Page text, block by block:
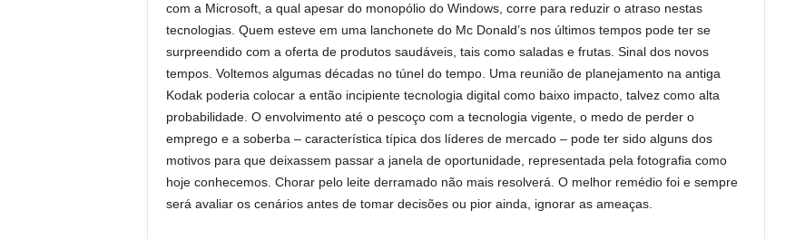
com a Microsoft, a qual apesar do monopólio do Windows, corre para reduzir o atraso nestas
tecnologias. Quem esteve em uma lanchonete do Mc Donald’s nos últimos tempos pode ter se
surpreendido com a oferta de produtos saudáveis, tais como saladas e frutas. Sinal dos novos
tempos. Voltemos algumas décadas no túnel do tempo. Uma reunião de planejamento na antiga
Kodak poderia colocar a então incipiente tecnologia digital como baixo impacto, talvez como alta
probabilidade. O envolvimento até o pescoço com a tecnologia vigente, o medo de perder o
emprego e a soberba – característica típica dos líderes de mercado – pode ter sido alguns dos
motivos para que deixassem passar a janela de oportunidade, representada pela fotografia como
hoje conhecemos. Chorar pelo leite derramado não mais resolverá. O melhor remédio foi e sempre
será avaliar os cenários antes de tomar decisões ou pior ainda, ignorar as ameaças.